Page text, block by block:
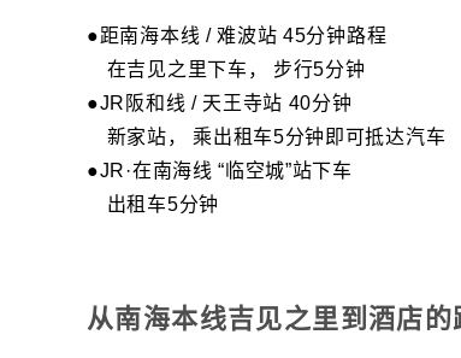
●距南海本线 / 难波站 45分钟路程
在吉见之里下车， 步行5分钟
●JR阪和线 / 天王寺站 40分钟
新家站， 乘出租车5分钟即可抵达汽车
●JR·在南海线 “临空城”站下车
出租车5分钟
从南海本线吉见之里到酒店